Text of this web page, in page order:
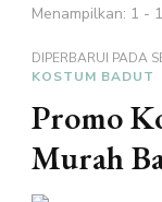
Menampilkan: 1 -
DIPERBARUI PADA
KOSTUM BADUT
Promo
Murah